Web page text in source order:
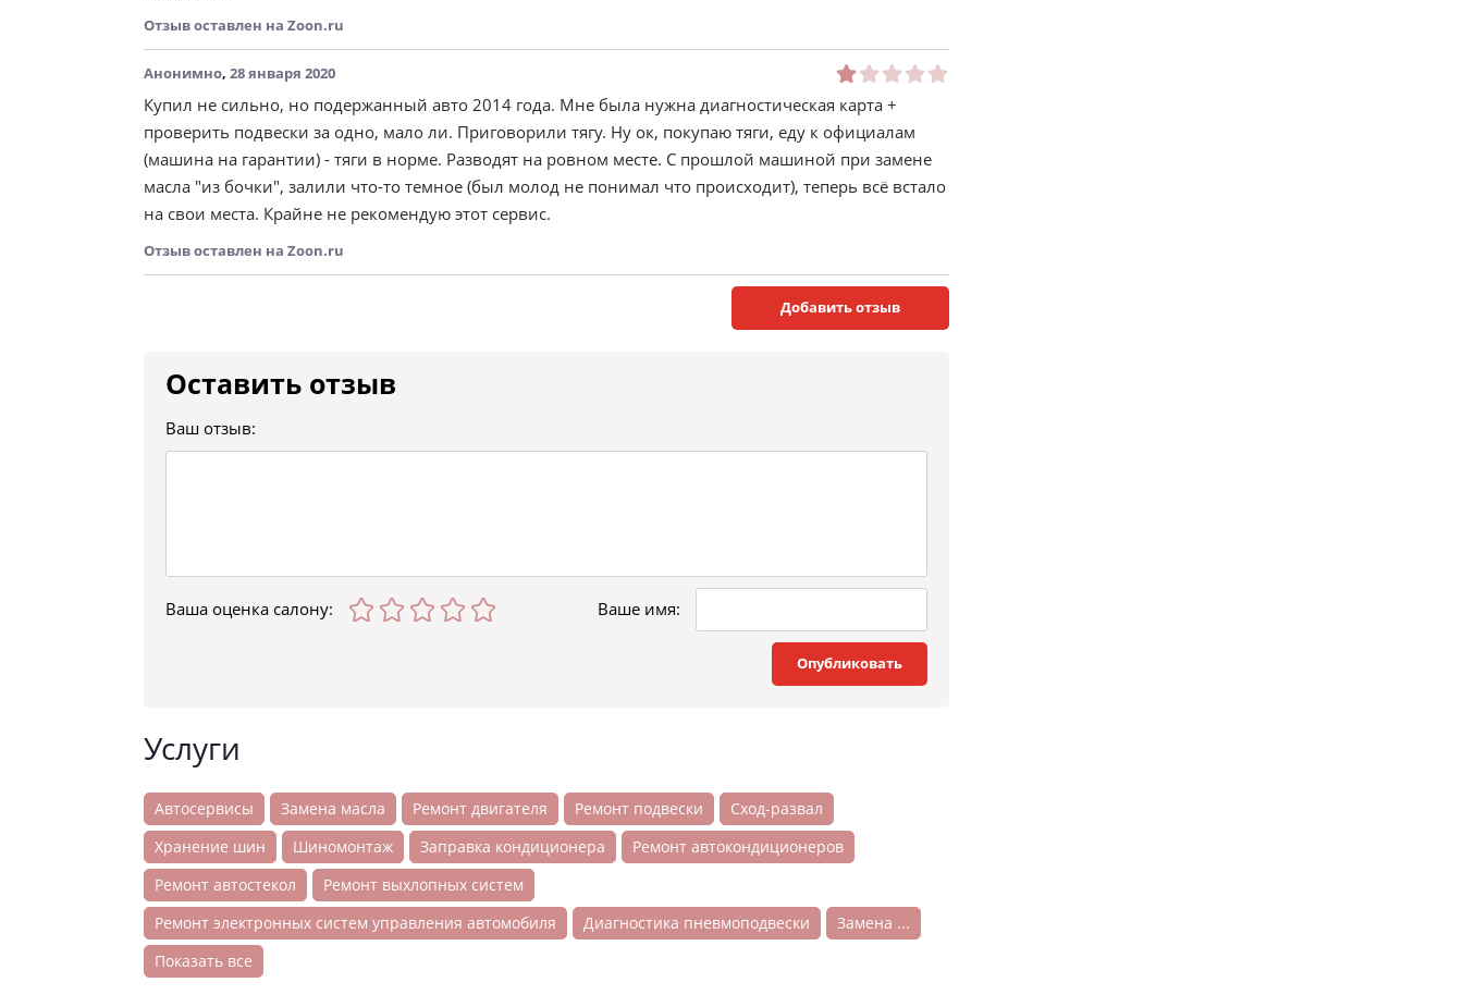
Отзыв оставлен на Zoon.ru
Анонимно, 28 января 2020
Купил не сильно, но подержанный авто 2014 года. Мне была нужна диагностическая карта +
проверить подвески за одно, мало ли. Приговорили тягу. Ну ок, покупаю тяги, еду к официалам
(машина на гарантии) - тяги в норме. Разводят на ровном месте. С прошлой машиной при замене
масла "из бочки", залили что-то темное (был молод не понимал что происходит), теперь всё встало
на свои места. Крайне не рекомендую этот сервис.
Отзыв оставлен на Zoon.ru
Добавить отзыв
Оставить отзыв
Ваш отзыв:
Ваша оценка салону: Ваше имя:
Опубликовать
Услуги
Автосервисы Замена масла Ремонт двигателя Ремонт подвески Сход-развал
Хранение шин Шиномонтаж Заправка кондиционера Ремонт автокондиционеров
Ремонт автостекол Ремонт выхлопных систем
Ремонт электронных систем управления автомобиля Диагностика пневмоподвески Замена ...
Показать все